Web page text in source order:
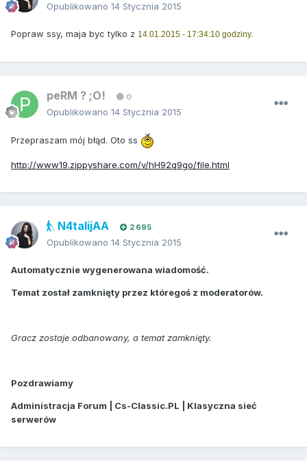
Opublikowano 14 Stycznia 2015
Popraw ssy, maja byc tylko z 14.01.2015 - 17:34:10 godziny.
peRM ? ;O! 0
Opublikowano 14 Stycznia 2015
Przepraszam mój błąd. Oto ss
http://www19.zippyshare.com/v/hH92q9go/file.html
N4talijAA 2 695
Opublikowano 14 Stycznia 2015
Automatycznie wygenerowana wiadomość.
Temat został zamknięty przez któregoś z moderatorów.
Gracz zostaje odbanowany, a temat zamknięty.
Pozdrawiamy
Administracja Forum | Cs-Classic.PL | Klasyczna sieć
serwerów